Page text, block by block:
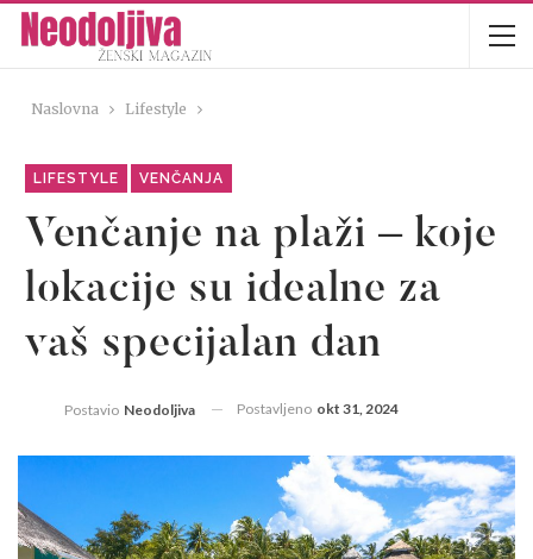
Naslovna Lifestyle
LIFESTYLE VENČANJA
Venčanje na plaži – koje
lokacije su idealne za
vaš specijalan dan
Postavio Neodoljiva Postavljeno okt 31, 2024